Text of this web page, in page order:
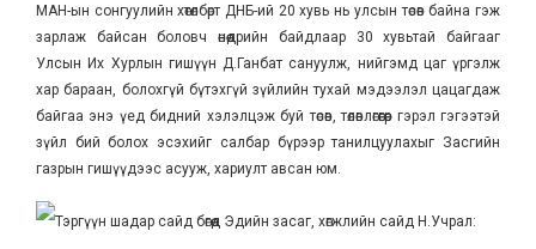
МАН-ын сонгуулийн хөтөлбөрт ДНБ-ий 20 хувь нь улсын төсөв байна гэж
зарлаж байсан боловч өнөөдрийн байдлаар 30 хувьтай байгааг
Улсын Их Хурлын гишүүн Д.Ганбат сануулж, нийгэмд цаг үргэлж
хар бараан, болохгүй бүтэхгүй зүйлийн тухай мэдээлэл цацагдаж
байгаа энэ үед бидний хэлэлцэж буй төсөв, төлөвлөгөөгөөр гэрэл гэгээтэй
зүйл бий болох эсэхийг салбар бүрээр танилцуулахыг Засгийн
газрын гишүүдээс асууж, хариулт авсан юм.
Тэргүүн шадар сайд бөгөөд Эдийн засаг, хөгжлийн сайд Н.Учрал: